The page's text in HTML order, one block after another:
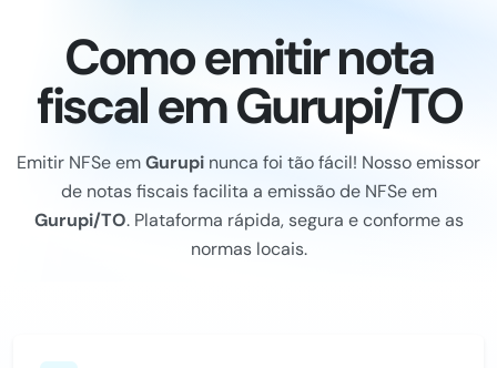
Como emitir nota
fiscal em Gurupi/TO
Emitir NFSe emGurupi nunca foi tão fácil! Nosso emissor
de notas fiscais facilita a emissão de NFSe em
Gurupi/TO. Plataforma rápida, segura e conforme as
normas locais.